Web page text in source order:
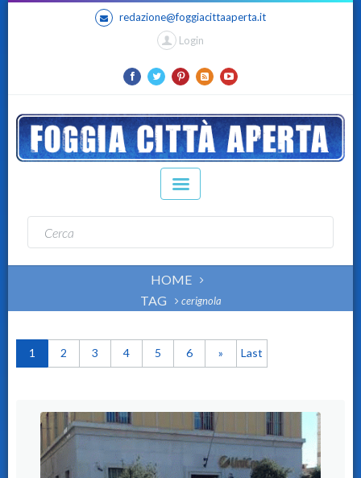
redazione@foggiacittaaperta.it
Login
HOME
TAG
cerignola
1 2 3 4 5 6 » Last